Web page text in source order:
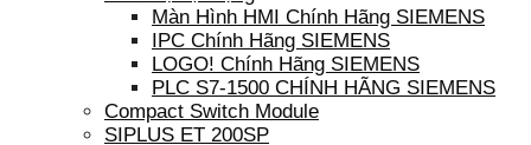
Màn Hình HMI Chính Hãng SIEMENS
IPC Chính Hãng SIEMENS
LOGO! Chính Hãng SIEMENS
PLC S7-1500 CHÍNH HÃNG SIEMENS
Compact Switch Module
SIPLUS ET 200SP